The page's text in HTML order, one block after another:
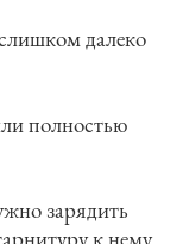
далеко
полностью
зарядить